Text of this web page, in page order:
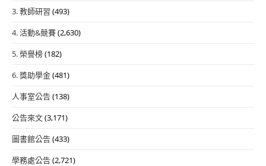
3. 教師研習 (493)
4. 活動&競賽(2,630)
5. 榮譽榜(182)
6. 獎助學金(481)
人事室公告(138)
公告來文(3,171)
圖書館公告(433)
學務處公告(2,721)